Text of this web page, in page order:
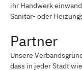
ihr Handwerk
Sanitär- oder
Partner
Unsere
dass in jeder Stadt